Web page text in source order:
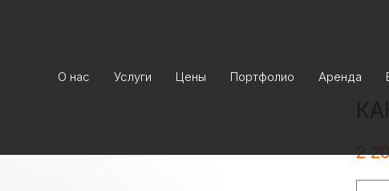
О нас Услуги Цены Портфолио Аренда
2